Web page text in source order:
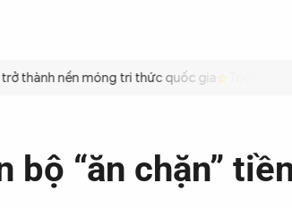
thành nền móng tri thức quốc gia Triệt để tiết
bộ “ăn chặn”